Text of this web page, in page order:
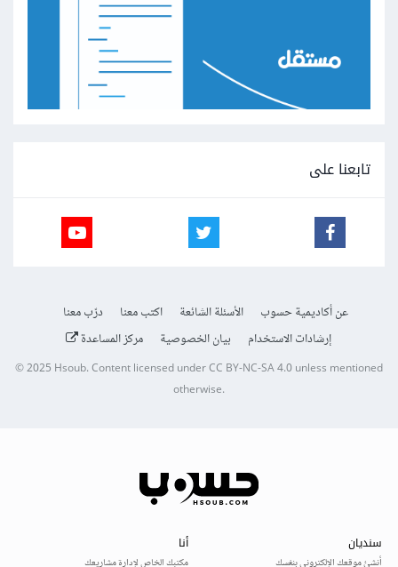
تابعنا على
عن أكاديمية حسوب الأسئلة الشائعة اكتب معنا
درّب معنا
إرشادات الاستخدام
بيان الخصوصية مركز المساعدة
© 2025Hsoub.Content licensed underCC BY-NC-SA 4.0unless mentioned
otherwise.